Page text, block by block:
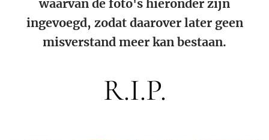
waarvan de foto's hieronder zijn
ingevoegd, zodat daarover later geen
misverstand meer kan bestaan.
R.I.P.